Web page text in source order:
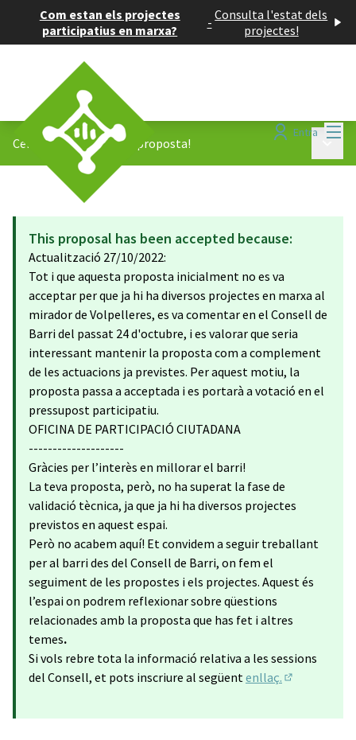
Com estan els projectes
participatius en marxa?
- Consulta l'estat dels
projectes!
Entra
Centre Oest /Tinc una proposta!
This proposal has been accepted because:
Actualització 27/10/2022:
Tot i que aquesta proposta inicialment no es va
acceptar per que ja hi ha diversos projectes en marxa al
mirador de Volpelleres, es va comentar en el Consell de
Barri del passat 24 d'octubre, i es valorar que seria
interessant mantenir la proposta com a complement
de les actuacions ja previstes. Per aquest motiu, la
proposta passa a acceptada i es portarà a votació en el
pressupost participatiu.
OFICINA DE PARTICIPACIÓ CIUTADANA
--------------------
Gràcies per l’interès en millorar el barri!
La teva proposta, però, no ha superat la fase de
validació tècnica, ja que ja hi ha diversos projectes
previstos en aquest espai.
Però no acabem aquí! Et convidem a seguir treballant
per al barri des del Consell de Barri, on fem el
seguiment de les propostes i els projectes. Aquest és
l’espai on podrem reflexionar sobre qüestions
relacionades amb la proposta que has fet i altres
temes.
Si vols rebre tota la informació relativa a les sessions
del Consell, et pots inscriure al següentenllaç.